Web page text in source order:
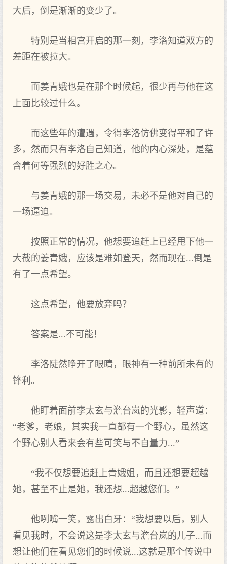
大后，倒是渐渐的变少了。
特别是当相宫开启的那一刻，李洛知道双方的
差距在被拉大。
而姜青娥也是在那个时候起，很少再与他在这
上面比较过什么。
而这些年的遭遇，令得李洛仿佛变得平和了许
多，然而只有李洛自己知道，他的内心深处，是蕴
含着何等强烈的好胜之心。
与姜青娥的那一场交易，未必不是他对自己的
一场逼迫。
按照正常的情况，他想要追赶上已经甩下他一
大截的姜青娥，应该是难如登天，然而现在...倒是
有了一点希望。
这点希望，他要放弃吗？
答案是...不可能！
李洛陡然睁开了眼睛，眼神有一种前所未有的
锋利。
他盯着面前李太玄与澹台岚的光影，轻声道：
“老爹，老娘，其实我一直都有一个野心，虽然这
个野心别人看来会有些可笑与不自量力...”
“我不仅想要追赶上青娥姐，而且还想要超越
她，甚至不止是她，我还想...超越您们。”
他咧嘴一笑，露出白牙：“我想要以后，别人
看见我时，不会说这是李太玄与澹台岚的儿子...而
想让他们在看见您们的时候说...这就是那个传说中